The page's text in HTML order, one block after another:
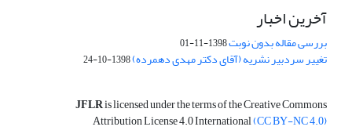
آخرین اخبار
بررسی مقاله بدون نوبت1398-11-01
تغییر سردبیر نشریه (آقای دکتر مهدی دهمرده)1398-10-24
JFLRis licensed under the terms of the Creative Commons
Attribution License 4.0 International(CC BY-NC 4.0)